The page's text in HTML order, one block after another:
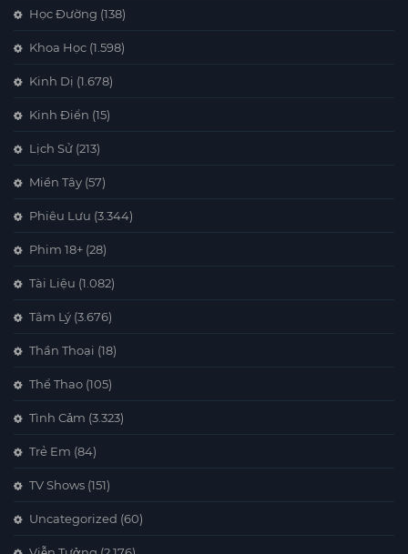
Học Đường (138)
Khoa Học (1.598)
Kinh Dị (1.678)
Kinh Điển (15)
Lịch Sử (213)
Miền Tây (57)
Phiêu Lưu (3.344)
Phim 18+ (28)
Tài Liệu (1.082)
Tâm Lý (3.676)
Thần Thoại (18)
Thể Thao (105)
Tình Cảm (3.323)
Trẻ Em (84)
TV Shows (151)
Uncategorized (60)